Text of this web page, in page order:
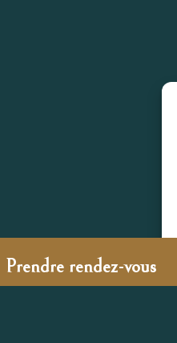
Prendre rendez-vous